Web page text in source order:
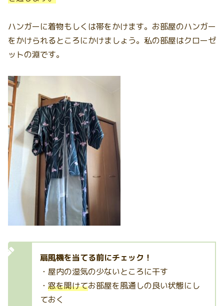
ハンガーに着物もしくは帯をかけます。お部屋のハンガー
をかけられるところにかけましょう。私の部屋はクローゼ
ットの淵です。
扇風機を当てる前にチェック！
・屋内の湿気の少ないところに干す
・ 窓を開けてお部屋を風通しの良い状態にし
ておく